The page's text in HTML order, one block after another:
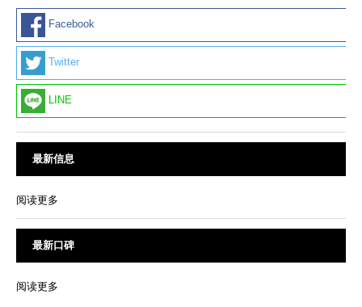
Facebook
Twitter
LINE
最新信息
阅读更多
最新口碑
阅读更多